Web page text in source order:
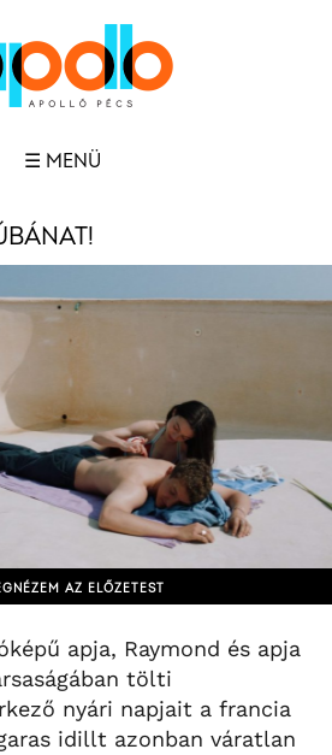
☰ MENÜ
AZ ELŐZETEST
apja, Raymond és apja
tölti
nyári napjait a francia
idillt azonban váratlan